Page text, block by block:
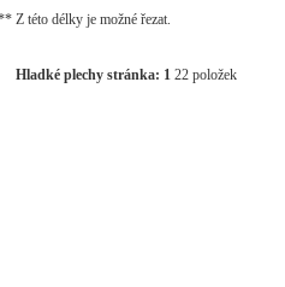
Z této délky je možné řezat.
Hladké plechy stránka: 1 22 položek